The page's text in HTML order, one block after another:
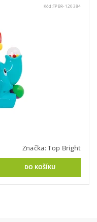
Kód: TPBR-120384
Značka:Top Bright